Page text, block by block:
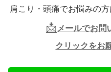
逆に、朝よりも
るほど痛みが増